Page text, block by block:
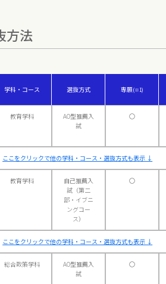
方法
学科・コース 選抜方式 専願(※1)
教育学科
AO型推薦入
試
〇
ここをクリックで他の学科・コース・選抜方式も表示 ↓
教育学科
自己推薦入
試（第二
部・イブニ
ングコー
ス）
〇
ここをクリックで他の学科・コース・選抜方式も表示 ↓
総合政策学科
AO型推薦入
試
〇